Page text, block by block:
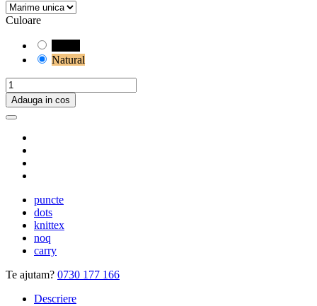
Culoare
Natural
Adauga in cos
puncte
dots
knittex
noq
carry
Te ajutam? 0730 177 166
Descriere